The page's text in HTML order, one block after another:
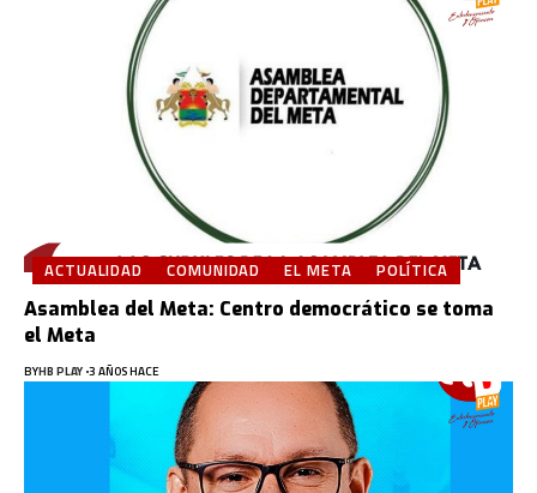
ACTUALIDAD COMUNIDAD EL META POLÍTICA
Asamblea del Meta: Centro democrático se toma
el Meta
BYHB PLAY 3 AÑOS HACE